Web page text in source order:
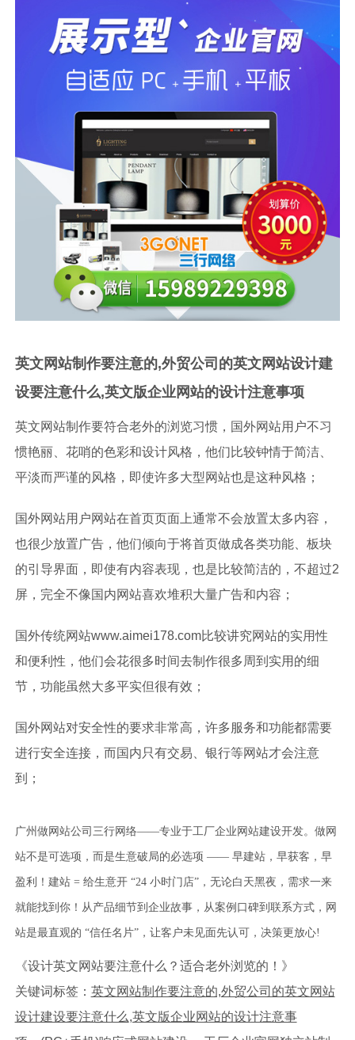
英文网站制作要注意的,外贸公司的英文网站设计建
设要注意什么,英文版企业网站的设计注意事项
英文网站制作要符合老外的浏览习惯，国外网站用户不习
惯艳丽、花哨的色彩和设计风格，他们比较钟情于简洁、
平淡而严谨的风格，即使许多大型网站也是这种风格；
国外网站用户网站在首页页面上通常不会放置太多内容，
也很少放置广告，他们倾向于将首页做成各类功能、板块
的引导界面，即使有内容表现，也是比较简洁的，不超过2
屏，完全不像国内网站喜欢堆积大量广告和内容；
国外传统网站www.aimei178.com比较讲究网站的实用性
和便利性，他们会花很多时间去制作很多周到实用的细
节，功能虽然大多平实但很有效；
国外网站对安全性的要求非常高，许多服务和功能都需要
进行安全连接，而国内只有交易、银行等网站才会注意
到；
广州做网站公司三行网络——专业于工厂企业网站建设开发。做网
站不是可选项，而是生意破局的必选项 —— 早建站，早获客，早
盈利！建站 = 给生意开 “24 小时门店”，无论白天黑夜，需求一来
就能找到你！从产品细节到企业故事，从案例口碑到联系方式，网
站是最直观的 “信任名片”，让客户未见面先认可，决策更放心!
《设计英文网站要注意什么？适合老外浏览的！》
关键词标签： 英文网站制作要注意的,外贸公司的英文网站
设计建设要注意什么,英文版企业网站的设计注意事